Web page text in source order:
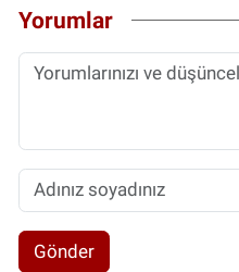
Yorumlar
Gönder